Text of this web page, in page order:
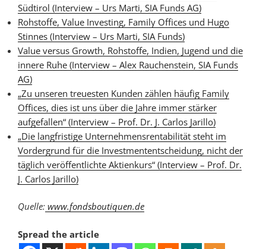
Südtirol (Interview – Urs Marti, SIA Funds AG)
Rohstoffe, Value Investing, Family Offices und Hugo
Stinnes (Interview – Urs Marti, SIA Funds)
Value versus Growth, Rohstoffe, Indien, Jugend und die
innere Ruhe (Interview – Alex Rauchenstein, SIA Funds
AG)
„Zu unseren treuesten Kunden zählen häufig Family
Offices, dies ist uns über die Jahre immer stärker
aufgefallen“ (Interview – Prof. Dr. J. Carlos Jarillo)
„Die langfristige Unternehmensrentabilität steht im
Vordergrund für die Investmententscheidung, nicht der
täglich veröffentlichte Aktienkurs“ (Interview – Prof. Dr.
J. Carlos Jarillo)
Quelle: www.fondsboutiquen.de
Spread the article